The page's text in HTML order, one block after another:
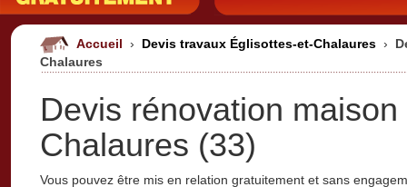
Accueil › Devis travaux Églisottes-et-Chalaures ›
Chalaures
Devis rénovation
Chalaures (33)
Vous pouvez être mis en relation gratuitement et sans